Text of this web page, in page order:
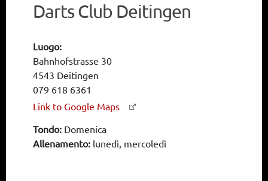
Darts Club Deitingen
Luogo:
Bahnhofstrasse 30
4543 Deitingen
079 618 6361
Link to Google Maps
Tondo: Domenica
Allenamento: lunedì, mercoledì